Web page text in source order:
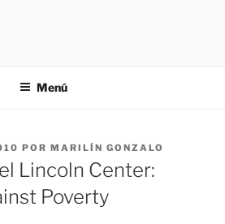
Menú
POR MARILÍN GONZALO
Lincoln Center:
Poverty